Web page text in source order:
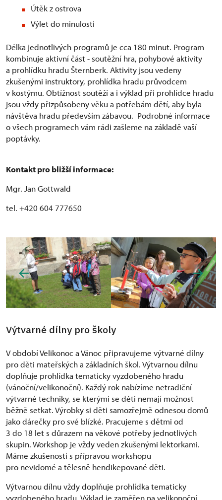
Útěk z ostrova
Výlet do minulosti
Délka jednotlivých programů je cca 180 minut. Program
kombinuje aktivní část - soutěžní hra, pohybové aktivity
a prohlídku hradu Šternberk. Aktivity jsou vedeny
zkušenými instruktory, prohlídka hradu průvodcem
v kostýmu. Obtížnost soutěží a i výklad při prohlídce hradu
jsou vždy přizpůsobeny věku a potřebám dětí, aby byla
návštěva hradu především zábavou. Podrobné informace
o všech programech vám rádi zašleme na základě vaší
poptávky.
Kontakt pro bližší informace:
Mgr. Jan Gottwald
tel. +420 604 777650
Výtvarné dílny pro školy
V období Velikonoc a Vánoc připravujeme výtvarné dílny
pro děti mateřských a základních škol. Výtvarnou dílnu
doplňuje prohlídka tematicky vyzdobeného hradu
(vánoční/velikonoční). Každý rok nabízíme netradiční
výtvarné techniky, se kterými se děti nemají možnost
běžně setkat. Výrobky si děti samozřejmě odnesou domů
jako dárečky pro své blízké. Pracujeme s dětmi od
3 do 18 let s důrazem na věkové potřeby jednotlivých
skupin. Workshop je vždy veden zkušenými lektorkami.
Máme zkušenosti s přípravou workshopu
pro nevidomé a tělesně hendikepované děti.
Výtvarnou dílnu vždy doplňuje prohlídka tematicky
vyzdobeného hradu. Výklad je zaměřen na velikonoční